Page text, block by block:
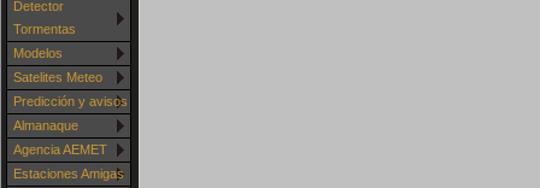
Detector
Tormentas
Modelos
Satelites Meteo
Predicción y avisos
Almanaque
Agencia AEMET
Estaciones Amigas